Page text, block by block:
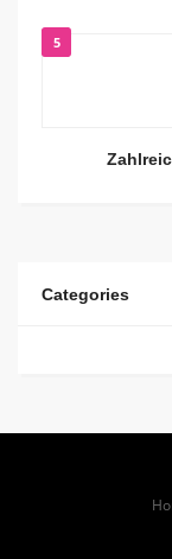
5
Categories